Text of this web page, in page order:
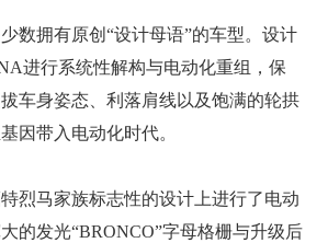
数拥有原创“设计母语”的车型。设计
进行系统性解构与电动化重组，保
车身姿态、利落肩线以及饱满的轮拱
因带入电动化时代。
烈马家族标志性的设计上进行了电动
的发光“BRONCO”字母格栅与升级后